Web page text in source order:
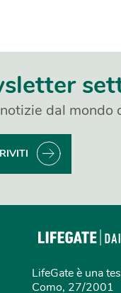
dal mondo
LifeGate è una
Como, 27/2001